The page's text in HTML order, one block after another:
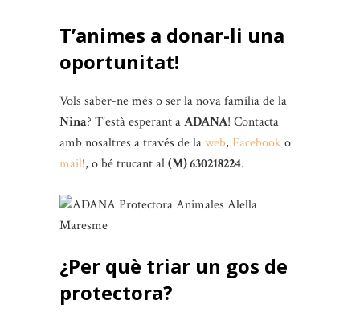
T’animes a donar-li una
oportunitat!
Vols saber-ne més o ser la nova família de la
Nina? T’està esperant aADANA! Contacta
amb nosaltres a través de laweb, Facebooko
mail!, o bé trucant al(M) 630218224.
¿Per què triar un gos de
protectora?